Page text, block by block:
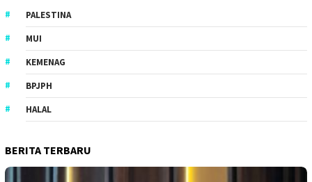
PALESTINA
MUI
KEMENAG
BPJPH
HALAL
BERITA TERBARU